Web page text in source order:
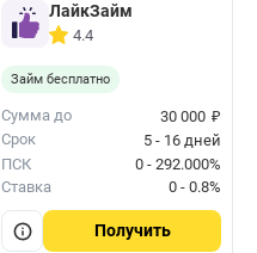
ЛайкЗайм
4.4
Займ бесплатно
Сумма до 30 000 ₽
Срок
5 - 16 дней
ПСК
0 - 292.000%
Ставка
0 - 0.8%
Получить